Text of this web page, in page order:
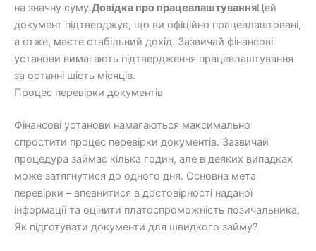
на значну суму.Довідка про працевлаштуванняЦей
документ підтверджує, що ви офіційно працевлаштовані,
а отже, маєте стабільний дохід. Зазвичай фінансові
установи вимагають підтвердження працевлаштування
за останні шість місяців.
Процес перевірки документів
Фінансові установи намагаються максимально
спростити процес перевірки документів. Зазвичай
процедура займає кілька годин, але в деяких випадках
може затягнутися до одного дня. Основна мета
перевірки – впевнитися в достовірності наданої
інформації та оцінити платоспроможність позичальника.
Як підготувати документи для швидкого займу?